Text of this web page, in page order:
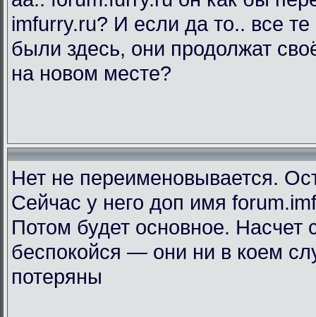
imfurry.ru? И если да то.. все
были здесь, они продолжат
на новом месте?
Нет не переименовывается.
Сейчас у него доп имя
Потом будет основное. Насчет
беспокойся — они ни в коем
потеряны